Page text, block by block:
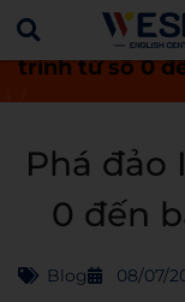
Trang chủ
trình từ số 0
Phá đảo
0 đến
Blog 08/07/